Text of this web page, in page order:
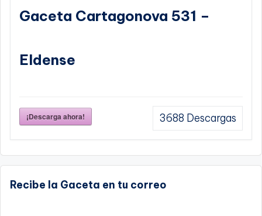
Gaceta Cartagonova 531 –
Eldense
¡Descarga ahora! 3688 Descargas
Recibe la Gaceta en tu correo